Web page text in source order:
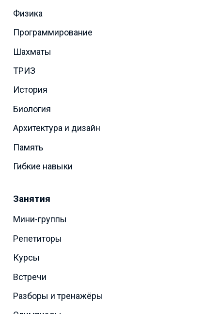
Физика
Программирование
Шахматы
ТРИЗ
История
Биология
Архитектура и дизайн
Память
Гибкие навыки
Занятия
Мини-группы
Репетиторы
Курсы
Встречи
Разборы и тренажёры